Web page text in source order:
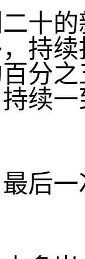
十
持
分
续
后